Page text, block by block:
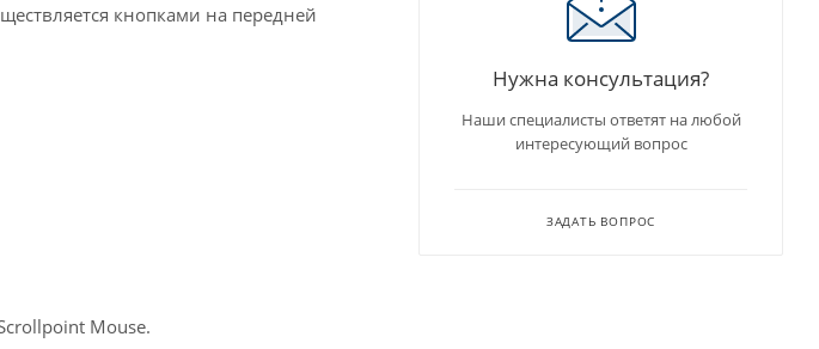
кнопками на передней
Mouse.
Нужна консультация?
Наши специалисты ответят на любой
интересующий вопрос
ЗАДАТЬ ВОПРОС